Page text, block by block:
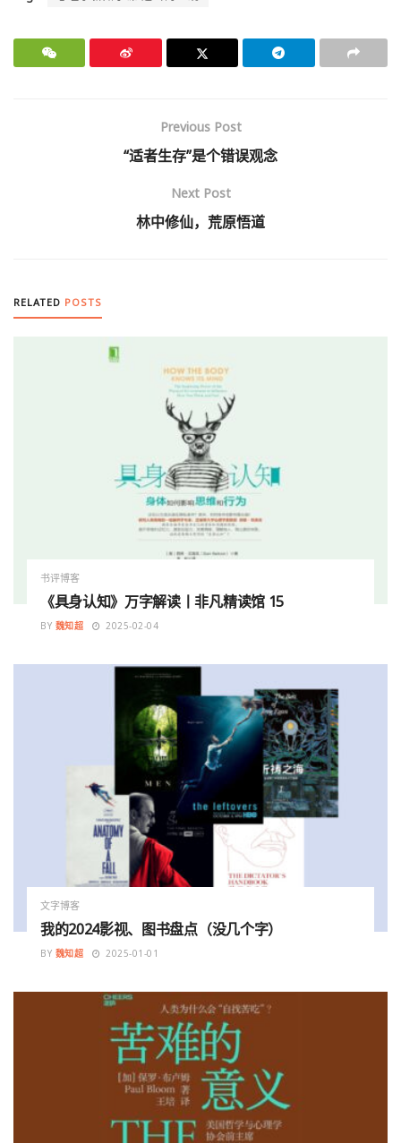
Previous Post
“适者生存”是个错误观念
Next Post
林中修仙，荒原悟道
RELATED POSTS
书评博客
《具身认知》万字解读丨非凡精读馆 15
BY 魏知超 2025-02-04
文字博客
我的2024影视、图书盘点（没几个字）
BY 魏知超 2025-01-01